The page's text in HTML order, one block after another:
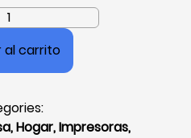
al carrito
,Hogar,Impresoras,